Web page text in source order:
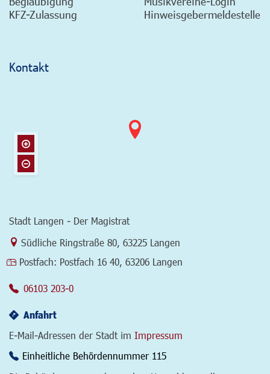
KFZ-Zulassung
Hinweisgebermeldestelle
Kontakt
Stadt Langen - Der Magistrat
Link zur Google-Maps Navigation
Südliche Ringstraße 80 63225 Langen
Postfach: Postfach 16 40, 63206 Langen
06103 203-0
Anfahrt
E-Mail-Adressen der Stadt im Impressum
Einheitliche Behördennummer 115